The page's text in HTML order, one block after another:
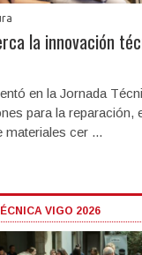
la innovación
en la Jornada
para la reparación,
materiales cer ...
VIGO 2026